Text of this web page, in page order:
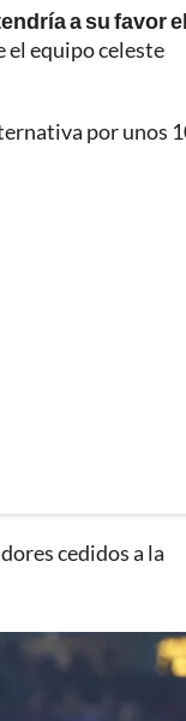
a su favor
el equipo celeste
por unos
cedidos a la